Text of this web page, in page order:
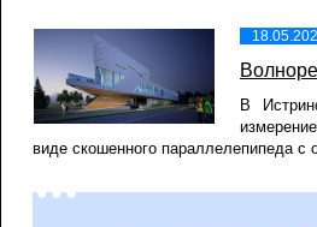
В
виде скошенного параллелепипеда с